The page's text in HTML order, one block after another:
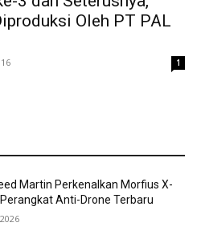
Oleh PT PAL
1
Martin Perkenalkan Morfius X-
Perangkat Anti-Drone Terbaru